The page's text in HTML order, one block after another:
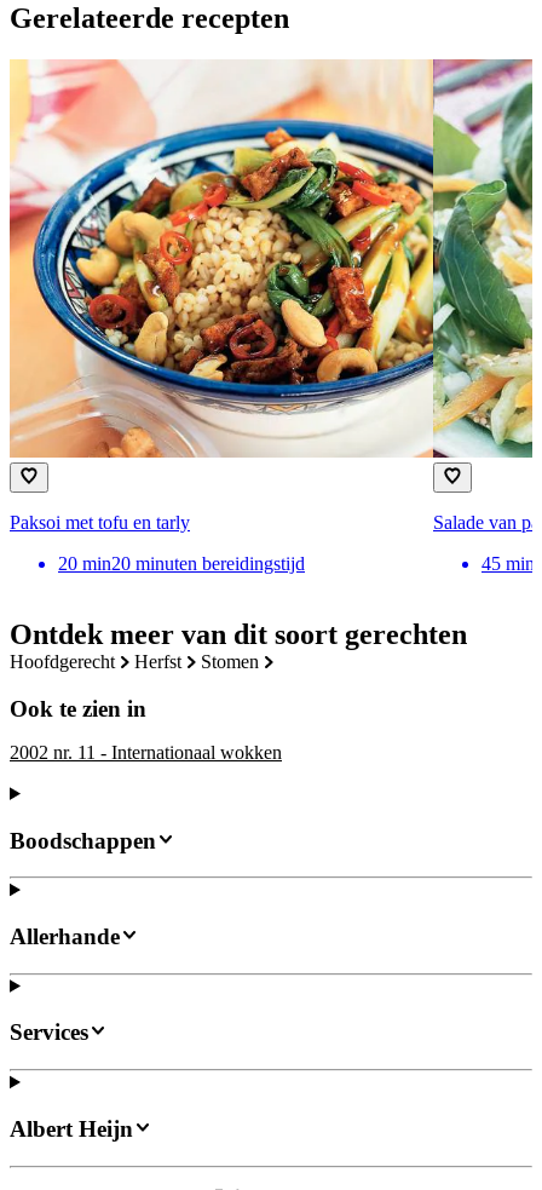
Ontdek meer van dit soort gerechten
hoofdgerecht herfst stomen
Ook te zien in
2002 nr. 11 - Internationaal wokken
Gerelateerde recepten
Paksoi met tofu en tarly
20 min20 minuten bereidingstijd
Salade van
45 min
Boodschappen
Allerhande
Services
Albert Heijn